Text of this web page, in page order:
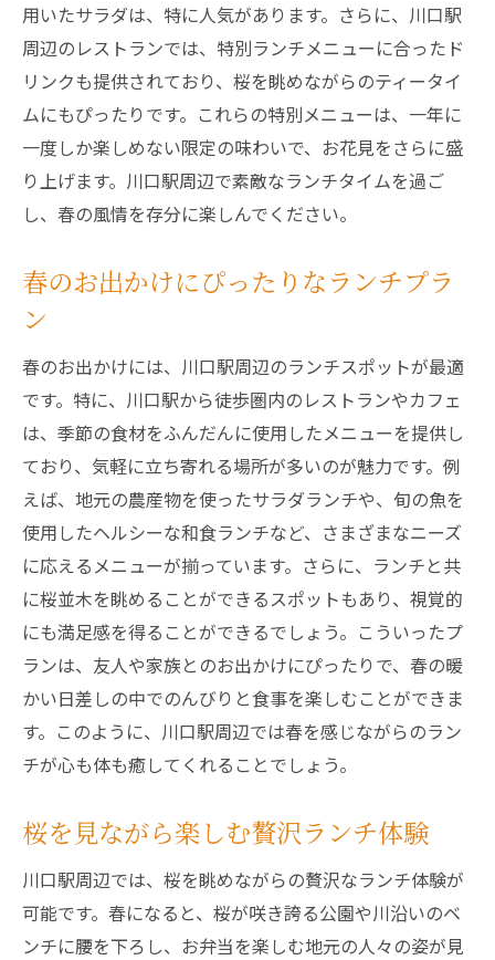
用いたサラダは、特に人気があります。さらに、川口駅
周辺のレストランでは、特別ランチメニューに合ったド
リンクも提供されており、桜を眺めながらのティータイ
ムにもぴったりです。これらの特別メニューは、一年に
一度しか楽しめない限定の味わいで、お花見をさらに盛
り上げます。川口駅周辺で素敵なランチタイムを過ご
し、春の風情を存分に楽しんでください。
春のお出かけにぴったりなランチプラ
ン
春のお出かけには、川口駅周辺のランチスポットが最適
です。特に、川口駅から徒歩圏内のレストランやカフェ
は、季節の食材をふんだんに使用したメニューを提供し
ており、気軽に立ち寄れる場所が多いのが魅力です。例
えば、地元の農産物を使ったサラダランチや、旬の魚を
使用したヘルシーな和食ランチなど、さまざまなニーズ
に応えるメニューが揃っています。さらに、ランチと共
に桜並木を眺めることができるスポットもあり、視覚的
にも満足感を得ることができるでしょう。こういったプ
ランは、友人や家族とのお出かけにぴったりで、春の暖
かい日差しの中でのんびりと食事を楽しむことができま
す。このように、川口駅周辺では春を感じながらのラン
チが心も体も癒してくれることでしょう。
桜を見ながら楽しむ贅沢ランチ体験
川口駅周辺では、桜を眺めながらの贅沢なランチ体験が
可能です。春になると、桜が咲き誇る公園や川沿いのベ
ンチに腰を下ろし、お弁当を楽しむ地元の人々の姿が見